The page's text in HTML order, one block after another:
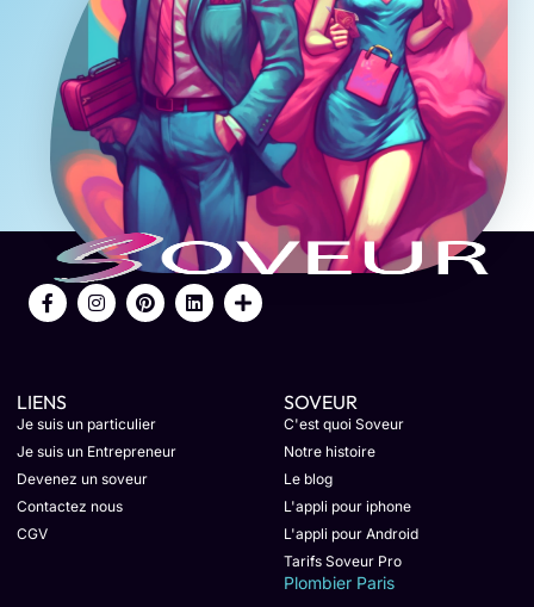
LIENS
Je suis un particulier
Je suis un Entrepreneur
Devenez un soveur
Contactez nous
CGV
SOVEUR
C'est quoi Soveur
Notre histoire
Le blog
L'appli pour iphone
L'appli pour Android
Tarifs Soveur Pro
Plombier Paris